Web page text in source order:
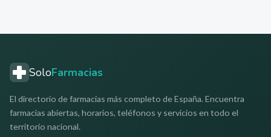
SoloFarmacias
El directorio de farmacias más completo de España. Encuentra
farmacias abiertas, horarios, teléfonos y servicios en todo el
territorio nacional.